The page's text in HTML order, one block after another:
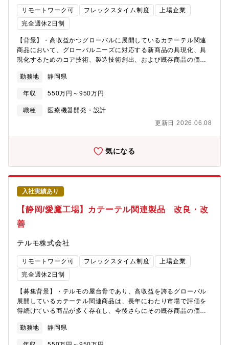
リモートワーク可 フレックスタイム制度
上場企業
完全週休2日制
【背景】・高収益かつグローバルに展開しているカテーテル関連
商品において、グローバルニーズに対応する新商品の具現化、具
現化するためのコア技術、製造技術創出、および既存商品の価値
廃合などを担当するエンジニアの増員のため。【業務内容】大き
く分けて、2つの職務内容があります。＜製品設計担当＞・ユーザ
ーニーズの探索実際の医療現場に入り込み、ユーザーとディスカ
ッションしながらニーズを探索する・ニーズの具現化ユーザーニ
製し、本当に役に立つのかを、血管モデル等を通じて検証する・
策定する・量産化設備を導入したり（技術部と協働）、量産する
ための生産条件の設定を行う。何度もテストをして量産ラインに
耐えられるのか？を検証する・薬事申請医療機器特有の法規制に
準拠するためのデータ取りをする・価値向上商品化後、市場から
の要望に基づく改良開発や設計変更、増産、品質改善、コストダ
ウン、原材料統廃合に対する設計変更活動など、テルモの屋台骨
を支えるカテーテルビジネスを発展、継続していくための業務
＜プロセス設計担当＞・ユーザーニーズ探索から得られた製品コ
ンセプトを具現化するにあたり、製品設計のための技術開発を行
法の妥当性や最適なパラメーター検討を行う・量産機設計のため
の要求事項をまとめる・量産機が適切に稼働することを確認し、
均質な品質を確保する【仕事の魅力】★開発した医療機器を通じ
て患者さんを助けることを実感できる。★積極的な提案や意見を
歓迎する文化があり仕事の自由は高く、幅広い業務で活躍するこ
とができる。★アイデアを出し合ったり、相談し合いながら仕事
を進めていくことを推奨しているため、主体性をもって業務に取
り組むことが出来る。★開発案件ごとにチームを組み、営業、マ
など、多様な部門のメンバーが一体となって業務を進めており、
幅広い方と仕事を通じた業務スキルを向上させることができる。
勤務地 静岡県
年収 550万円～950万円
職種
医療機器開発・設計
更新日 2026.06.08
気になる
入社実績あり
【静岡/愛鷹工場】カテーテル関連製品 改良・改
善
テルモ株式会社
リモートワーク可 フレックスタイム制度
上場企業
完全週休2日制
【募集背景】・テルモの屋台骨であり、高収益を誇るグローバル
展開しているカテーテル関連商品は、長年にわたり市場で評価を
得続けている商品が多く存在し、今後さらにその既存商品の価値
トダウン、原材料統廃合などを担当するエンジニアを増員しま
す。【職務内容】・既存カテーテル製品の維持管理・改良、品種
勤務地 静岡県